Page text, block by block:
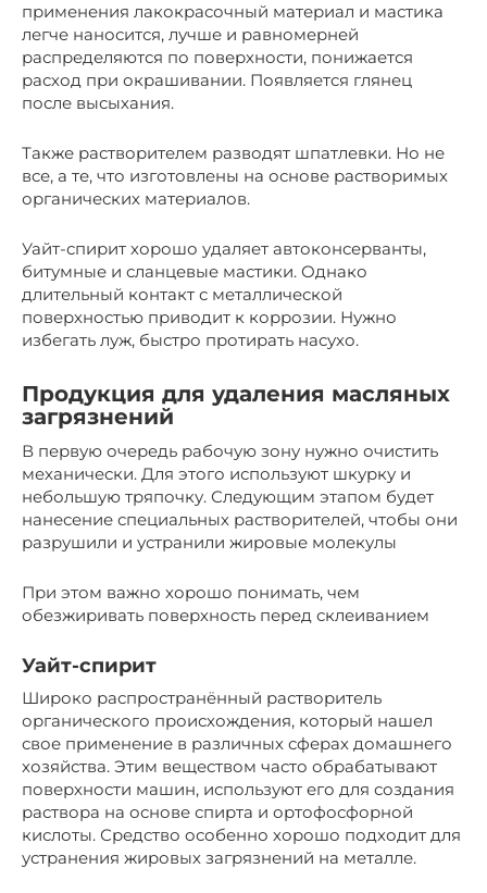
применения лакокрасочный материал и мастика
легче наносится, лучше и равномерней
распределяются по поверхности, понижается
расход при окрашивании. Появляется глянец
после высыхания.
Также растворителем разводят шпатлевки. Но не
все, а те, что изготовлены на основе растворимых
органических материалов.
Уайт-спирит хорошо удаляет автоконсерванты,
битумные и сланцевые мастики. Однако
длительный контакт с металлической
поверхностью приводит к коррозии. Нужно
избегать луж, быстро протирать насухо.
Продукция для удаления масляных
загрязнений
В первую очередь рабочую зону нужно очистить
механически. Для этого используют шкурку и
небольшую тряпочку. Следующим этапом будет
нанесение специальных растворителей, чтобы они
разрушили и устранили жировые молекулы
При этом важно хорошо понимать, чем
обезжиривать поверхность перед склеиванием
Уайт-спирит
Широко распространённый растворитель
органического происхождения, который нашел
свое применение в различных сферах домашнего
хозяйства. Этим веществом часто обрабатывают
поверхности машин, используют его для создания
раствора на основе спирта и ортофосфорной
кислоты. Средство особенно хорошо подходит для
устранения жировых загрязнений на металле.